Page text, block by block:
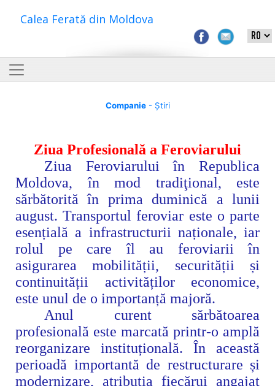
Calea Ferată din Moldova
Companie- Știri
Ziua Profesională a Feroviarului
Ziua Feroviarului în Republica
Moldova, în mod tradiţional, este
sărbătorită în prima duminică a lunii
august.Transportul feroviar este o parte
esențială a infrastructurii naționale, iar
rolul pe care îl au feroviarii în
asigurarea mobilității, securității și
continuității activităților economice,
este unul de o importanță majoră.
Anul curent sărbătoarea
profesională este marcată printr-o amplă
reorganizare instituțională. În această
perioadă importantă de restructurare și
modernizare, atribuția fiecărui angajat